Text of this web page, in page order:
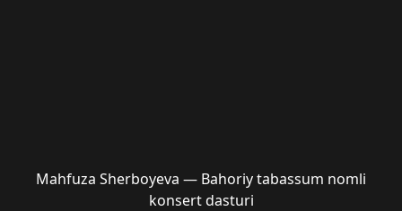
Mahfuza Sherboyeva — Bahoriy tabassum nomli
konsert dasturi